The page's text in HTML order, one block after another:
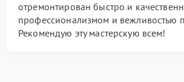
отремонтирован быстро и
профессионализмом и вежливостью
Рекомендую эту мастерскую всем!